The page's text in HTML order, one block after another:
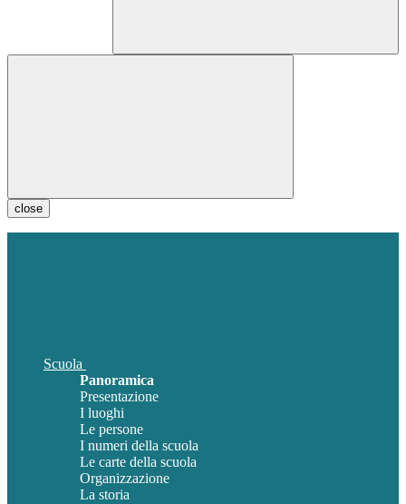
close
Scuola
Panoramica
Presentazione
I luoghi
Le persone
I numeri della scuola
Le carte della scuola
Organizzazione
La storia